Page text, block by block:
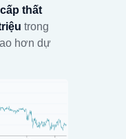
thất
trong
hơn dự